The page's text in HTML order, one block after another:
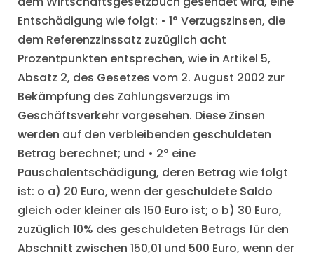
Entschädigung wie folgt: • 1° Verzugszinsen, die
dem Referenzzinssatz zuzüglich acht
Prozentpunkten entsprechen, wie in Artikel 5,
Absatz 2, des Gesetzes vom 2. August 2002 zur
Bekämpfung des Zahlungsverzugs im
Geschäftsverkehr vorgesehen. Diese Zinsen
werden auf den verbleibenden geschuldeten
Betrag berechnet; und • 2° eine
Pauschalentschädigung, deren Betrag wie folgt
ist: o a) 20 Euro, wenn der geschuldete Saldo
gleich oder kleiner als 150 Euro ist; o b) 30 Euro,
zuzüglich 10% des geschuldeten Betrags für den
Abschnitt zwischen 150,01 und 500 Euro, wenn der